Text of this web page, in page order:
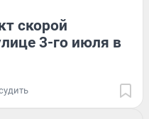
скорой
3-го июля в